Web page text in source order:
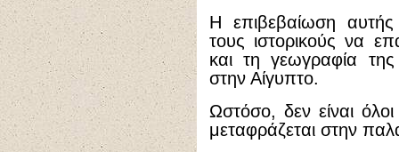
Η επιβεβαίωση
τους ιστορικούς να
και τη γεωγραφία της
στην Αίγυπτο.
Ωστόσο, δεν είναι όλοι
μεταφράζεται στην